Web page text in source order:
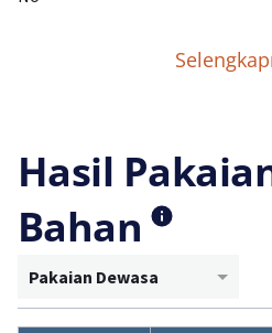
Hasil
Bahan
Pakaian Dewasa